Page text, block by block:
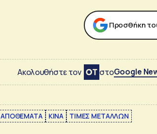
Προσθήκη
Ακολουθήστε τον στοGoogle
ΑΠΟΘΕΜΑΤΑ ΚΙΝΑ ΤΙΜΕΣ ΜΕΤΑΛΛΩΝ